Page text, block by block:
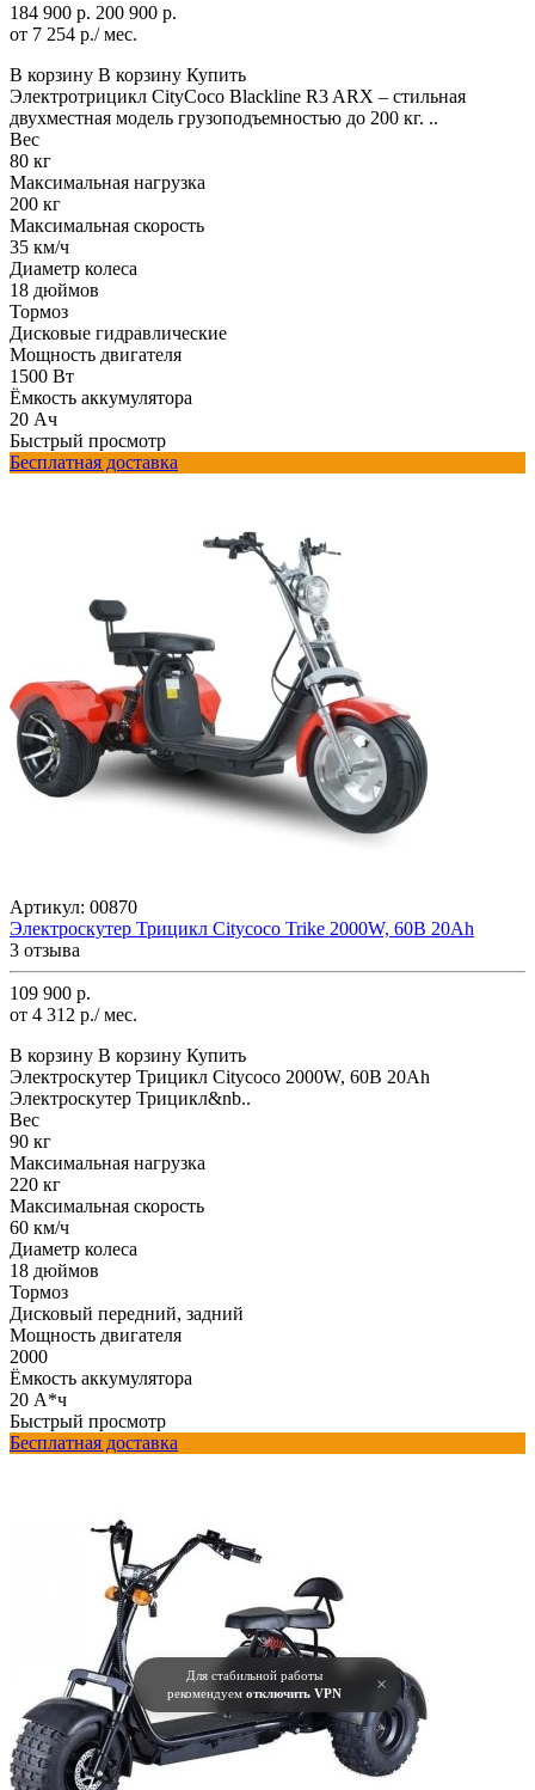
Для стабильной работы
рекомендуем отключить VPN ×
184 900 р. 200 900 р.
от 7 254 р./ мес.
В корзину В корзину Купить
Электротрицикл CityCoco Blackline R3 ARX – стильная
двухместная модель грузоподъемностью до 200 кг. ..
Вес
80 кг
Максимальная нагрузка
200 кг
Максимальная скорость
35 км/ч
Диаметр колеса
18 дюймов
Тормоз
Дисковые гидравлические
Мощность двигателя
1500 Вт
Ёмкость аккумулятора
20 Ач
Быстрый просмотр
Бесплатная доставка
Артикул: 00870
Электроскутер Трицикл Citycoco Trike 2000W, 60В 20Ah
3 отзыва
109 900 р.
от 4 312 р./ мес.
В корзину В корзину Купить
Электроскутер Трицикл Citycoco 2000W, 60В 20Ah
Электроскутер Трицикл&nb..
Вес
90 кг
Максимальная нагрузка
220 кг
Максимальная скорость
60 км/ч
Диаметр колеса
18 дюймов
Тормоз
Дисковый передний, задний
Мощность двигателя
2000
Ёмкость аккумулятора
20 А*ч
Быстрый просмотр
Бесплатная доставка